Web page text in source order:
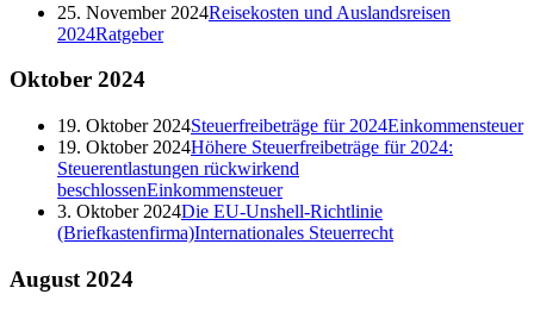
25. November 2024Reisekosten und Auslandsreisen
2024Ratgeber
Oktober 2024
19. Oktober 2024Steuerfreibeträge für 2024Einkommensteuer
19. Oktober 2024Höhere Steuerfreibeträge für 2024:
Steuerentlastungen rückwirkend
beschlossenEinkommensteuer
3. Oktober 2024Die EU-Unshell-Richtlinie
(Briefkastenfirma)Internationales Steuerrecht
August 2024